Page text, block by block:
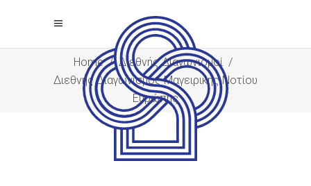
Home/Διεθνής Διαγωνισμοί /
Διεθνής Διαγωνισμός Μαγειρικής Νοτίου
Ευρώπης